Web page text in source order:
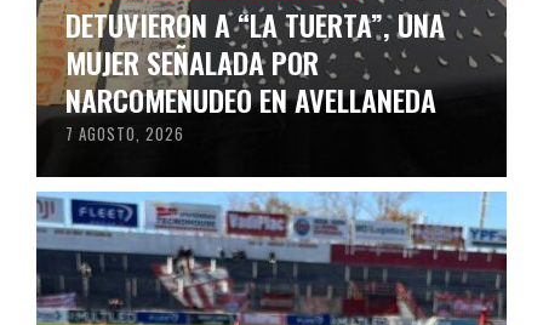
DETUVIERON A “LA TUERTA”, UNA
MUJER SEÑALADA POR
NARCOMENUDEO EN AVELLANEDA
7 AGOSTO, 2026